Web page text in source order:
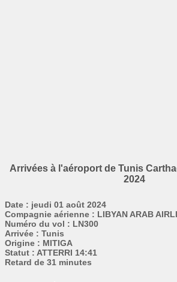
Arrivées à l'aéroport de Tunis
2024
Date : jeudi 01 août 2024
Compagnie aérienne : LIBYAN ARAB
Numéro du vol : LN300
Arrivée : Tunis
Origine : MITIGA
Statut : ATTERRI 14:41
Retard de 31 minutes